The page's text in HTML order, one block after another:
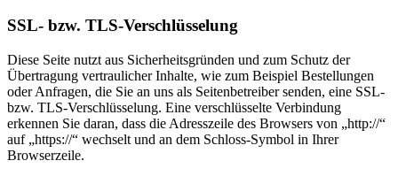
SSL- bzw. TLS-Verschlüsselung
Diese Seite nutzt aus Sicherheitsgründen und zum Schutz der
Übertragung vertraulicher Inhalte, wie zum Beispiel Bestellungen
oder Anfragen, die Sie an uns als Seitenbetreiber senden, eine SSL-
bzw. TLS-Verschlüsselung. Eine verschlüsselte Verbindung
erkennen Sie daran, dass die Adresszeile des Browsers von „http://“
auf „https://“ wechselt und an dem Schloss-Symbol in Ihrer
Browserzeile.